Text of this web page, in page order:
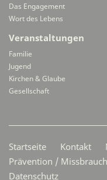
Das Engagement
Wort des Lebens
Veranstaltungen
Familie
Jugend
Kirchen & Glaube
Gesellschaft
Startseite Kontakt
Prävention / Missbrauch
Datenschutz